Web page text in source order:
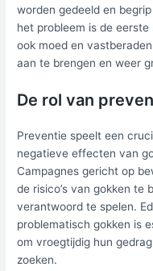
worden gedeeld en
het probleem is de
ook moed en
aan te brengen en weer
De rol van
Preventie speelt een
negatieve effecten van
Campagnes gericht op
de risico’s van gokken te
verantwoord te spelen.
problematisch gokken is
om vroegtijdig hun
zoeken.